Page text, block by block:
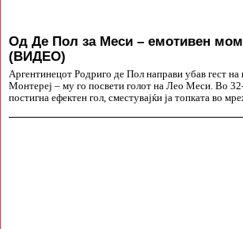
Од Де Пол за Меси – емотивен
(ВИДЕО)
Аргентинецот Родриго де Пол направи убав гест на
Монтереј – му го посвети голот на Лео Меси. Во
постигна ефектен гол, сместувајќи ја топката во